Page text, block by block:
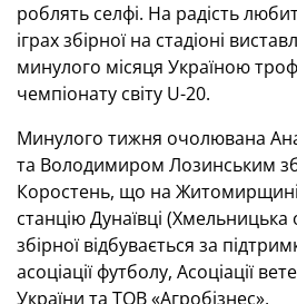
роблять селфі. На радість
іграх збірної на стадіоні
минулого місяця Україною
чемпіонату світу U-20.
Минулого тижня очолювана
та Володимиром Лозинським
Коростень, що на
станцію Дунаївці (Хмельницька
збірної відбувається за
асоціації футболу, Асоціації
України та ТОВ «Агробізнес».